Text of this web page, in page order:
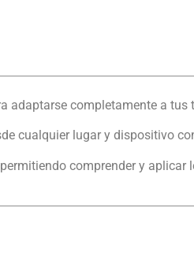
adaptarse completamente a tus
cualquier lugar y dispositivo
comprender y